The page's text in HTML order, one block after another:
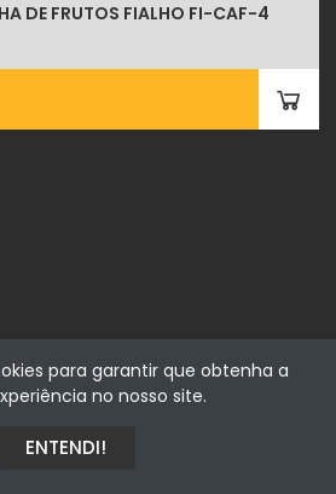
DE FRUTOS FIALHO FI-CAF-4
de Barreiros 7005-208 Évora -
para garantir que obtenha a
no nosso site.
ENTENDI!